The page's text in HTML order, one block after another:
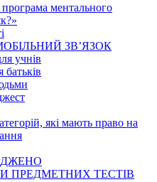
програма ментального
ЗВ’ЯЗОК
учнів
батьків
які мають право на
ПРЕДМЕТНИХ ТЕСТІВ